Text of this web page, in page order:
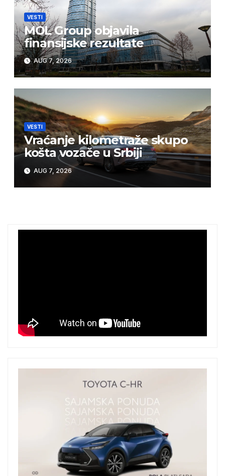
VESTI
MOL Group objavila
finansijske rezultate
AUG 7, 2026
VESTI
Vraćanje kilometraže skupo
košta vozače u Srbiji
AUG 7, 2026